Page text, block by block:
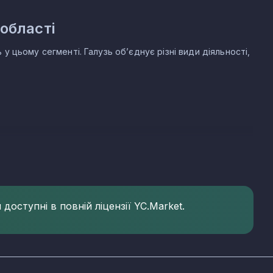
сегменті. Галузь об’єднує різні види діяльності,
в повній ліцензії YC.Market.